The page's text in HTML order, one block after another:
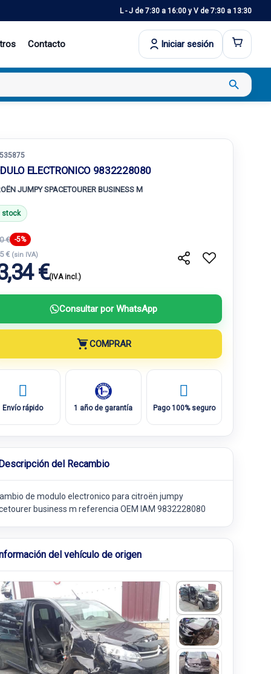
L - J de 7:30 a 16:00 y V de 7:30 a 13:30
Contacto Iniciar sesión
search
ELECTRONICO 9832228080
JUMPY SPACETOURER BUSINESS M
stock
€ -5%
€ (sin IVA)
€(IVA incl.)
Consultar por WhatsApp
COMPRAR
Envío rápido 1 año de garantía Pago 100% seguro
del Recambio
de modulo electronico para citroën jumpy
business m referencia OEM IAM 9832228080
del vehículo de origen